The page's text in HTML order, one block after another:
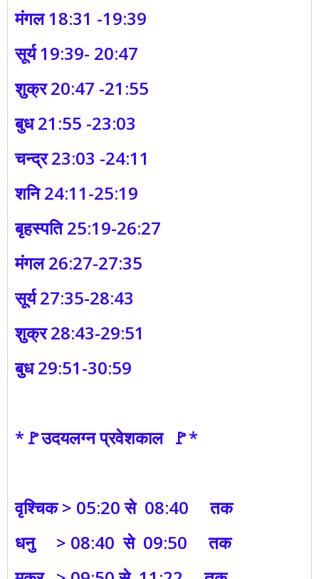
मंगल 18:31 -19:39
सूर्य 19:39- 20:47
शुक्र 20:47 -21:55
बुध 21:55 -23:03
चन्द्र 23:03 -24:11
शनि 24:11-25:19
बृहस्पति 25:19-26:27
मंगल 26:27-27:35
सूर्य 27:35-28:43
शुक्र 28:43-29:51
बुध 29:51-30:59
*🚩उदयलग्न प्रवेशकाल 🚩*
वृश्चिक > 05:20 से 08:40 तक
धनु > 08:40 से 09:50 तक